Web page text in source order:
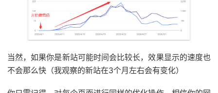
当然，如果你是新站可能时间会比较长，效果显示的速度也
不会那么快（我观察的新站在3个月左右会有变化）